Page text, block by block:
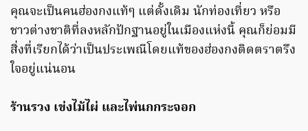
คุณจะเป็นคนฮ่องกงแท้ๆ แต่ดั้งเดิม นักท่องเที่ยว หรือ
ชาวต่างชาติที่ลงหลักปักฐานอยู่ในเมืองแห่งนี้ คุณก็ย่อมมี
สิ่งที่เรียกได้ว่าเป็นประเพณีโดยแท้ของฮ่องกงติดตราตรึง
ใจอยู่แน่นอน
ร้านรวง เข่งไม้ไผ่ และไพ่นกกระจอก